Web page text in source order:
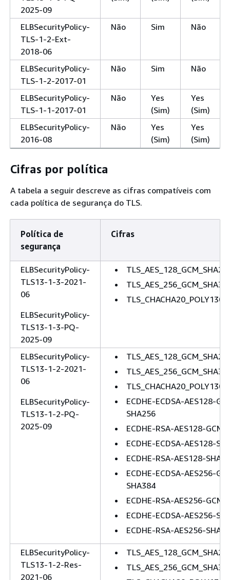
2025-09
ELBSecurityPolicy-
TLS-1-2-Ext-
2018-06
Não Sim Não
ELBSecurityPolicy-
TLS-1-2-2017-01
Não Sim Não
ELBSecurityPolicy-
TLS-1-1-2017-01
Não
Yes
(Sim)
Yes
(Sim)
ELBSecurityPolicy-
2016-08
Não
Yes
(Sim)
Yes
(Sim)
Cifras por política
A tabela a seguir descreve as cifras compatíveis com
cada política de segurança do TLS.
Política de
segurança
Cifras
ELBSecurityPolicy-
TLS13-1-3-2021-
06
ELBSecurityPolicy-
TLS13-1-3-PQ-
2025-09
ELBSecurityPolicy-
TLS13-1-2-2021-
06
ELBSecurityPolicy-
TLS13-1-2-PQ-
2025-09
ECDHE-ECDSA-AES128-
SHA256
ECDHE-RSA-AES128-GCM-
ECDHE-ECDSA-AES128-
ECDHE-RSA-AES128-
ECDHE-ECDSA-AES256-
SHA384
ECDHE-RSA-AES256-GCM-
ECDHE-ECDSA-AES256-
ECDHE-RSA-AES256-
ELBSecurityPolicy-
TLS13-1-2-Res-
2021-06